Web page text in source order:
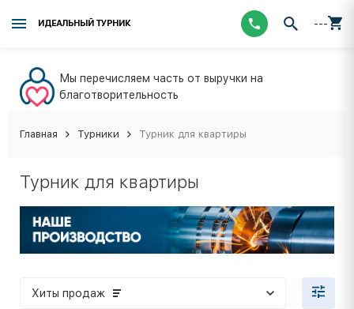
ИДЕАЛЬНЫЙ ТУРНИК ---
Главная Турники Турник для квартиры
Турник для квартиры
Хиты продаж
Мы перечисляем часть от выручки на
благотворительность